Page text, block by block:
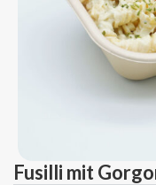
Fusilli mit